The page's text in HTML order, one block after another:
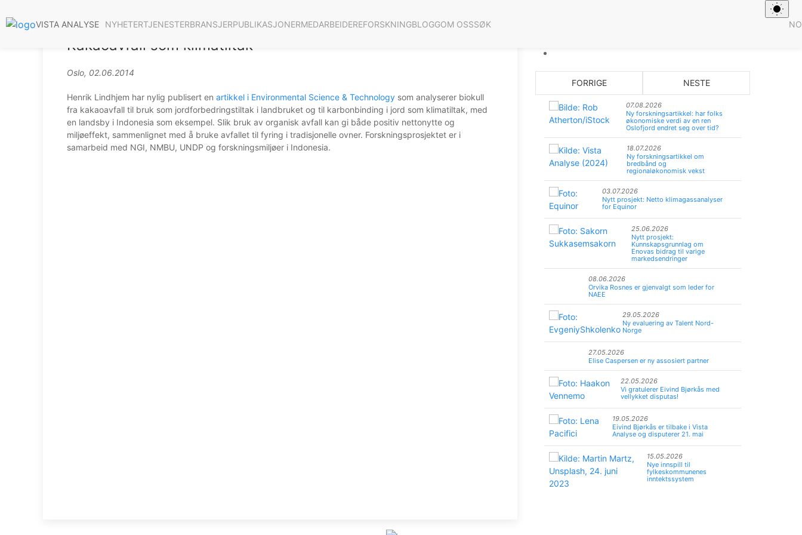
VISTA ANALYSE NYHETERTJENESTERBRANSJERPUBLIKASJONERMEDARBEIDEREFORSKNINGBLOGGOM OSSSØK NO
Kakaoavfall som klimatiltak
Oslo, 02.06.2014
Henrik Lindhjem har nylig publisert en artikkel i Environmental Science & Technology som analyserer biokull
fra kakaoavfall til bruk som jordforbedringstiltak i landbruket og til karbonbinding i jord som klimatiltak, med
en landsby i Indonesia som eksempel. Slik bruk av organisk avfall kan gi både positiv nettonytte og
miljøeffekt, sammenlignet med å bruke avfallet til fyring i tradisjonelle ovner. Forskningsprosjektet er i
samarbeid med NGI, NMBU, UNDP og forskningsmiljøer i Indonesia.
FORRIGE NESTE
07.08.2026
Ny forskningsartikkel: har folks
økonomiske verdi av en ren
Oslofjord endret seg over tid?
18.07.2026
Ny forskningsartikkel om
bredbånd og
regionaløkonomisk vekst
03.07.2026
Nytt prosjekt: Netto klimagassanalyser
for Equinor
25.06.2026
Nytt prosjekt:
Kunnskapsgrunnlag om
Enovas bidrag til varige
markedsendringer
08.06.2026
Orvika Rosnes er gjenvalgt som leder for
NAEE
29.05.2026
Ny evaluering av Talent Nord-
Norge
27.05.2026
Elise Caspersen er ny assosiert partner
22.05.2026
Vi gratulerer Eivind Bjørkås med
vellykket disputas!
19.05.2026
Eivind Bjørkås er tilbake i Vista
Analyse og disputerer 21. mai
15.05.2026
Nye innspill til
fylkeskommunenes
inntektssystem